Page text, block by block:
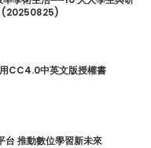
(20250825)
CC4.0中英文版授權書
台 推動數位學習新未來